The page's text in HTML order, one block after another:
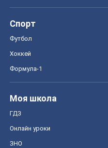
Спорт
Футбол
Хоккей
Формула-1
Моя школа
ГДЗ
Онлайн уроки
ЗНО